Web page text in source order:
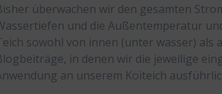
überwachen wir den gesamten
und die Außentemperatur
sowohl von innen (unter wasser) als
in denen wir die jeweilige
an unserem Koiteich